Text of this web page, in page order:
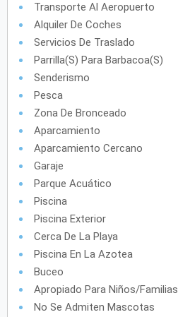
Transporte Al Aeropuerto
Alquiler De Coches
Servicios De Traslado
Parrilla(s) Para Barbacoa(s)
Senderismo
Pesca
Zona De Bronceado
Aparcamiento
Aparcamiento Cercano
Garaje
Parque Acuático
Piscina
Piscina Exterior
Cerca De La Playa
Piscina En La Azotea
Buceo
Apropiado Para Niños/familias
No Se Admiten Mascotas